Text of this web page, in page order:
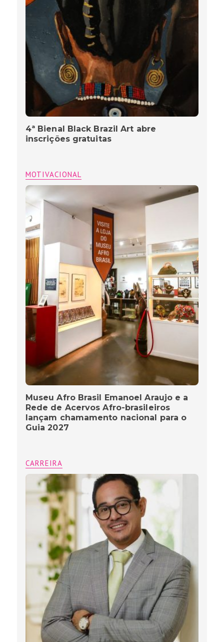
4ª Bienal Black Brazil Art abre
inscrições gratuitas
MOTIVACIONAL
Museu Afro Brasil Emanoel Araujo e a
Rede de Acervos Afro-brasileiros
lançam chamamento nacional para o
Guia 2027
CARREIRA